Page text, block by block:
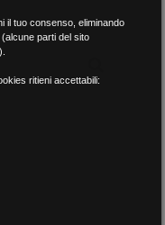
il tuo consenso, eliminando
parti del sito
ritieni accettabili: